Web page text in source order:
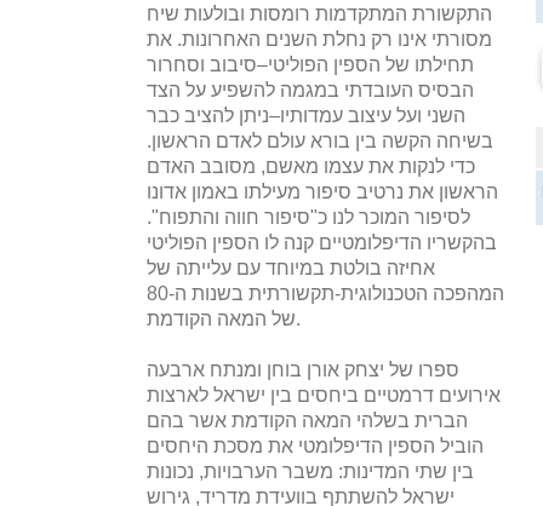
התקשורת המתקדמות רומסות ובולעות שיח
מסורתי אינו רק נחלת השנים האחרונות. את
תחילתו של הספין הפוליטי–סיבוב וסחרור
הבסיס העובדתי במגמה להשפיע על הצד
השני ועל עיצוב עמדותיו–ניתן להציב כבר
בשיחה הקשה בין בורא עולם לאדם הראשון.
כדי לנקות את עצמו מאשם, מסובב האדם
הראשון את נרטיב סיפור מעילתו באמון אדונו
לסיפור המוכר לנו כ"סיפור חווה והתפוח".
בהקשריו הדיפלומטיים קנה לו הספין הפוליטי
אחיזה בולטת במיוחד עם עלייתה של
המהפכה הטכנולוגית-תקשורתית בשנות ה-80
של המאה הקודמת.
ספרו של יצחק אורן בוחן ומנתח ארבעה
אירועים דרמטיים ביחסים בין ישראל לארצות
הברית בשלהי המאה הקודמת אשר בהם
הוביל הספין הדיפלומטי את מסכת היחסים
בין שתי המדינות: משבר הערבויות, נכונות
ישראל להשתתף בוועידת מדריד, גירוש